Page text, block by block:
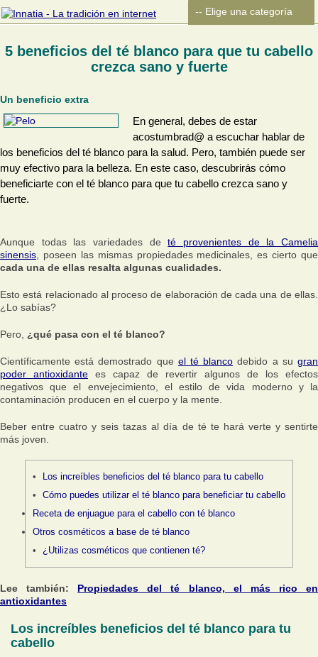
5 beneficios del té blanco para que tu cabello
crezca sano y fuerte
Un beneficio extra
En general, debes de estar
acostumbrad@ a escuchar hablar de
los beneficios del té blanco para la salud. Pero, también puede ser
muy efectivo para la belleza. En este caso, descubrirás cómo
beneficiarte con el té blanco para que tu cabello crezca sano y
fuerte.
Aunque todas las variedades deté provenientes de la Camelia
sinensis , poseen las mismas propiedades medicinales, es cierto que
cada una de ellas resalta algunas cualidades.
Esto está relacionado al proceso de elaboración de cada una de ellas.
¿Lo sabías?
Pero, ¿qué pasa con el té blanco?
Científicamente está demostrado que el té blanco debido a sugran
poder antioxidante es capaz de revertir algunos de los efectos
negativos que el envejecimiento, el estilo de vida moderno y la
contaminación producen en el cuerpo y la mente.
Beber entre cuatro y seis tazas al día de té te hará verte y sentirte
más joven.
Los increíbles beneficios del té blanco para tu cabello
Cómo puedes utilizar el té blanco para beneficiar tu cabello
Receta de enjuague para el cabello con té blanco
Otros cosméticos a base de té blanco
¿Utilizas cosméticos que contienen té?
Lee también: Propiedades del té blanco, el más rico en
antioxidantes
Los increíbles beneficios del té blanco para tu
cabello